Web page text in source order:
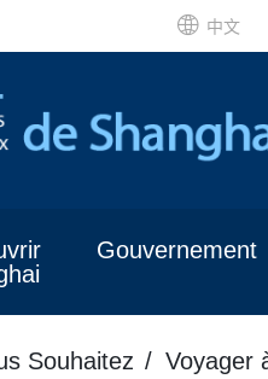
中文
Gouvernement
Souhaitez Voyager